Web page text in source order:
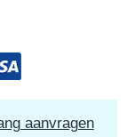
aanvragen